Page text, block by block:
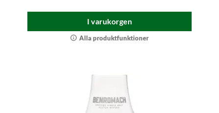
I varukorgen
Alla produktfunktioner